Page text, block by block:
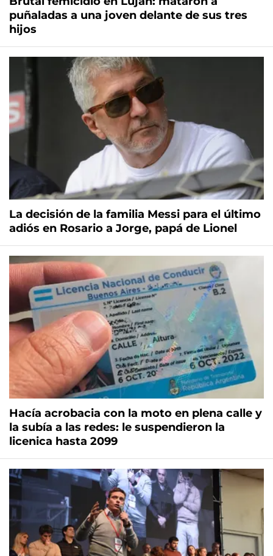
puñaladas a una joven delante de sus tres
hijos
La decisión de la familia Messi para el último
adiós en Rosario a Jorge, papá de Lionel
Hacía acrobacia con la moto en plena calle y
la subía a las redes: le suspendieron la
licenica hasta 2099